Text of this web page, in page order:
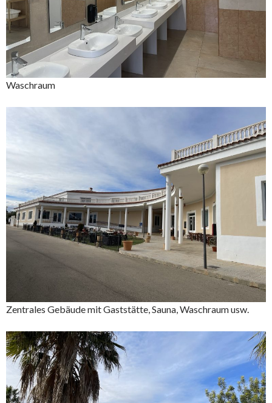
Waschraum
Zentrales Gebäude mit Gaststätte, Sauna, Waschraum usw.